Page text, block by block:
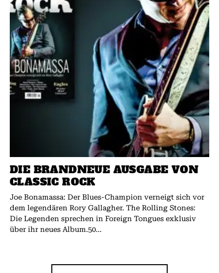
DIE BRANDNEUE AUSGABE VON
CLASSIC ROCK
Joe Bonamassa: Der Blues-Champion verneigt sich vor
dem legendären Rory Gallagher. The Rolling Stones:
Die Legenden sprechen in Foreign Tongues exklusiv
über ihr neues Album.50...